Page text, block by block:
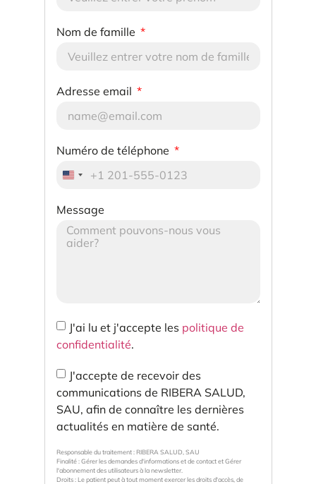
Nom de famille
Adresse email
Numéro de téléphone
United States +1
Message
J'ai lu et j'accepte les politique de
confidentialité.
J'accepte de recevoir des
communications de RIBERA SALUD,
SAU, afin de connaître les dernières
actualités en matière de santé.
Responsable du traitement : RIBERA SALUD, SAU
Finalité : Gérer les demandes d'informations et de contact et Gérer
l'abonnement des utilisateurs à la newsletter.
Droits : Le patient peut à tout moment exercer les droits d'accès, de